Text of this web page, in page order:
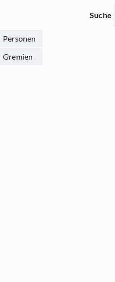
Personen
Gremien
Suche